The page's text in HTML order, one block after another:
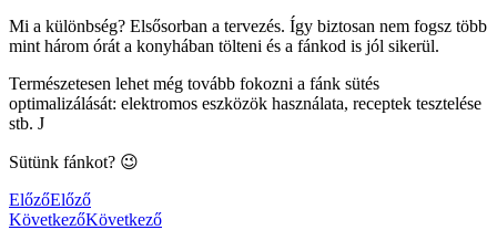
Mi a különbség? Elsősorban a tervezés. Így biztosan nem fogsz több
mint három órát a konyhában tölteni és a fánkod is jól sikerül.
Természetesen lehet még tovább fokozni a fánk sütés
optimalizálását: elektromos eszközök használata, receptek tesztelése
stb. J
Sütünk fánkot? 😉
ElőzőElőző
KövetkezőKövetkező